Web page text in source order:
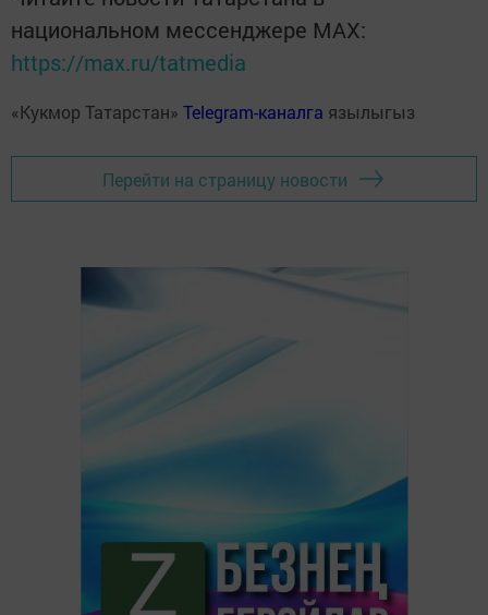
национальном мессенджере MАХ:
https://max.ru/tatmedia
«Кукмор Татарстан» Telegram-каналга язылыгыз
Перейти на страницу новости